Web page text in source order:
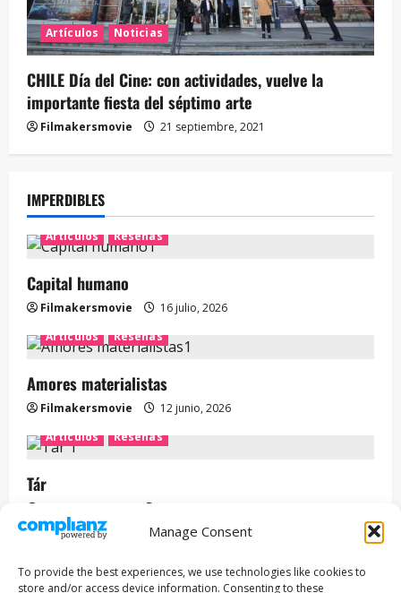
Manage Consent
To provide the best experiences, we use technologies like cookies to
store and/or access device information. Consenting to these
Artículos Noticias
CHILE Día del Cine: con actividades, vuelve la
importante fiesta del séptimo arte
Filmakersmovie 21 septiembre, 2021
IMPERDIBLES
Artículos Reseñas
Capital humano
Filmakersmovie
16 julio, 2026
Artículos
Reseñas
Amores materialistas
Filmakersmovie
12 junio, 2026
Artículos
Reseñas
Tár
Entrevista
Series
ENCUENTROS CON IVÁN URIEL T3E22: JUAN PATRICIO